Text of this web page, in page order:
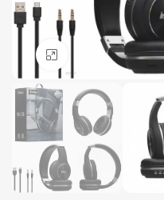
Click to enlarge